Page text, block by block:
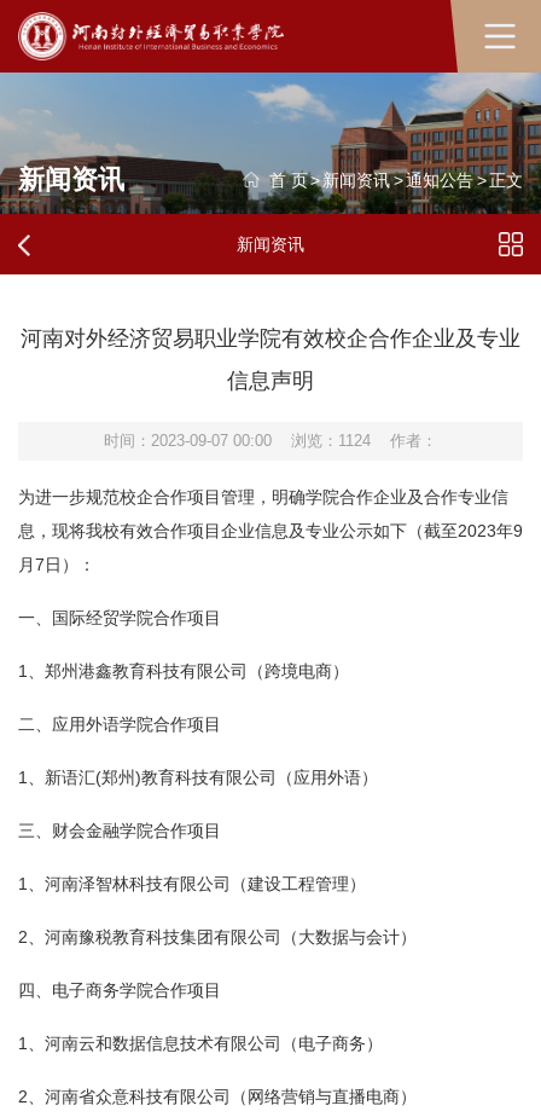
新闻资讯 首 页>新闻资讯>通知公告>正文
新闻资讯
河南对外经济贸易职业学院有效校企合作企业及专业
信息声明
时间：2023-09-07 00:00 浏览： 1124 作者：
为进一步规范校企合作项目管理，明确学院合作企业及合作专业信
息，现将我校有效合作项目企业信息及专业公示如下（截至2023年9
月7日）：
一、国际经贸学院合作项目
1、郑州港鑫教育科技有限公司（跨境电商）
二、应用外语学院合作项目
1、新语汇(郑州)教育科技有限公司（应用外语）
三、财会金融学院合作项目
1、河南泽智林科技有限公司（建设工程管理）
2、河南豫税教育科技集团有限公司（大数据与会计）
四、电子商务学院合作项目
1、河南云和数据信息技术有限公司（电子商务）
2、河南省众意科技有限公司（网络营销与直播电商）